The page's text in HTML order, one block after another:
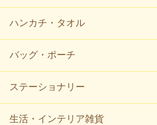
ハンカチ・タオル
バッグ・ポーチ
ステーショナリー
生活・インテリア雑貨